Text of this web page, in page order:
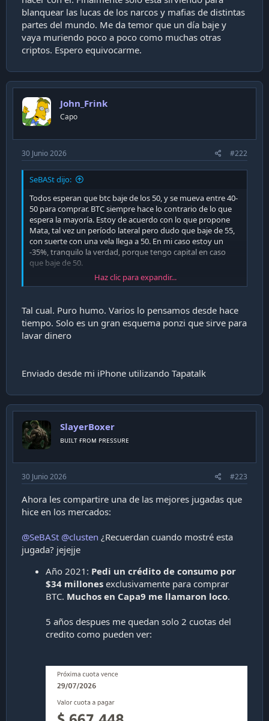
blanquear las lucas de los narcos y mafias de distintas
partes del mundo. Me da temor que un día baje y
vaya muriendo poco a poco como muchas otras
criptos. Espero equivocarme.
John_Frink
Capo
30 Junio 2026 #222
SeBASt dijo:
Todos esperan que btc baje de los 50, y se mueva entre 40-
50 para comprar. BTC siempre hace lo contrario de lo que
espera la mayoría. Estoy de acuerdo con lo que propone
Mata, tal vez un período lateral pero dudo que baje de 55,
con suerte con una vela llega a 50. En mi caso estoy un
-35%, tranquilo la verdad, porque tengo capital en caso
que baje de 50.
Lo que me preocupa realmente que btc "nunca prendió" si
lo que supuestamente se podría hacer con el. Finalmente
solo está sirviendo para blanquear las lucas de los narcos y
mafias de distintas partes del mundo. Me da temor que un
día baje y vaya muriendo poco a poco como muchas otras
Haz clic para expandir...
Tal cual. Puro humo. Varios lo pensamos desde hace
tiempo. Solo es un gran esquema ponzi que sirve para
lavar dinero
Enviado desde mi iPhone utilizando Tapatalk
SlayerBoxer
ʙᴜɪʟᴛ ғʀᴏᴍ ᴘʀᴇssᴜʀᴇ
30 Junio 2026 #223
Ahora les compartire una de las mejores jugadas que
hice en los mercados:
@SeBASt @clusten ¿Recuerdan cuando mostré esta
jugada? jejejje
Año 2021: Pedi un crédito de consumo por
$34 millones exclusivamente para comprar
BTC. Muchos en Capa9 me llamaron loco.
5 años despues me quedan solo 2 cuotas del
credito como pueden ver: